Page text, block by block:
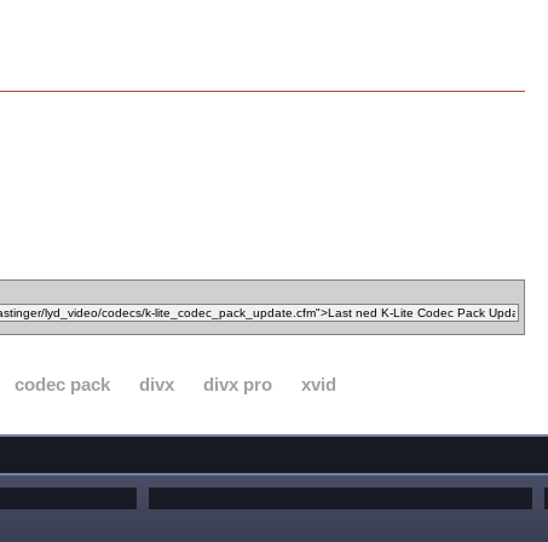
codec pack divx divx pro xvid